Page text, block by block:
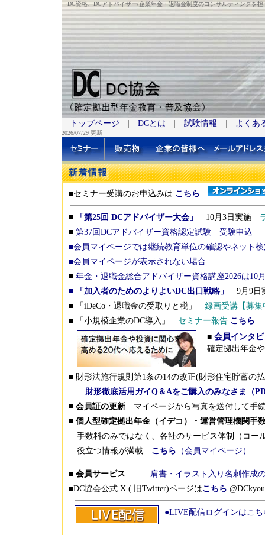
DC資格、DCアドバイザー(企業年金・退職金制度のコンサルティングを
トップページ DCとは 試験情報 よくあ
2026/07/29 更新
■セミナー受講のお申込みは こちら
■ 「第25回 DCアドバイザー大会」 10月3日実施
■ 第37回DCアドバイザー資格認定試験 受験申込
■会員マイページでは継続教育単位の確認やネット
■会員マイページが表示されない場合
■ 年金・退職金総合アドバイザー資格講座2026は10
■
「加入者のためのよりよいDC出口戦略」
9月9日
■ 「iDeCo・退職金の受取りと税」
録画受講【募集
■ 「小規模企業のDC導入」
セミナー報告 こちら
■ 会員インタ
確定拠出年金
■ 財形法施行規則第1条の14の改正(財形住宅貯蓄の
財形徹底活用ガイQ＆Aをご購入のみなさま（
■ 会員証の更新 マイページから写真を送付して手
■ 個人型確定拠出年金（イデコ）・運営管理機関手
手数料のみではなく、各社のサービス体制（コー
役立つ情報が満載 こちら （会員マイページ）
■ 会員サービス
肩書・イラスト入り名刺作成
■DC協会公式 X ( 旧Twitter)ページはこちら
●LIVE配信ログインはこち